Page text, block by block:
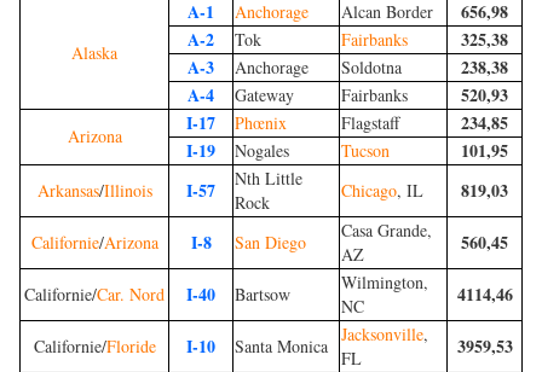
Alaska
A-1 Anchorage Alcan Border
656,98
A-2
Tok Fairbanks
325,38
A-3
Anchorage Soldotna
238,38
A-4
Gateway Fairbanks 520,93
Arizona
I-17 Phœnix Flagstaff
234,85
I-19
Nogales Tucson 101,95
Arkansas/Illinois I-57
Nth Little
Rock
Chicago, IL 819,03
Californie/Arizona I-8 San Diego
Casa Grande,
AZ
560,45
Californie/Car. Nord I-40 Bartsow
Wilmington,
NC
4114,46
Californie/Floride I-10 Santa Monica
Jacksonville,
FL
3959,53